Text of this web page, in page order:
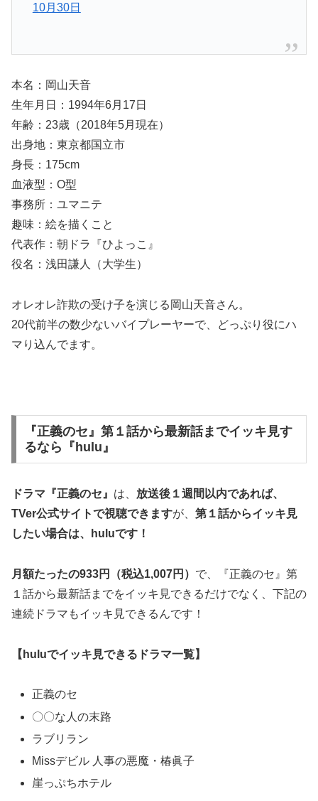
10月30日
本名：岡山天音
生年月日：1994年6月17日
年齢：23歳（2018年5月現在）
出身地：東京都国立市
身長：175cm
血液型：O型
事務所：ユマニテ
趣味：絵を描くこと
代表作：朝ドラ『ひよっこ』
役名：浅田謙人（大学生）
オレオレ詐欺の受け子を演じる岡山天音さん。
20代前半の数少ないバイプレーヤーで、どっぷり役にハ
マり込んでます。
『正義のセ』第１話から最新話までイッキ見す
るなら『hulu』
ドラマ『正義のセ』 は、 放送後 １週間以内であれば、
TVer公式サイトで視聴できますが、 第１話からイッキ見
したい場合は、huluです！
月額たったの933円（税込1,007円） で、『正義のセ』第
１話から最新話までをイッキ見できるだけでなく、下記の
連続ドラマもイッキ見できるんです！
【huluでイッキ見できるドラマ一覧】
正義のセ
〇〇な人の末路
ラブリラン
Missデビル 人事の悪魔・椿眞子
崖っぷちホテル